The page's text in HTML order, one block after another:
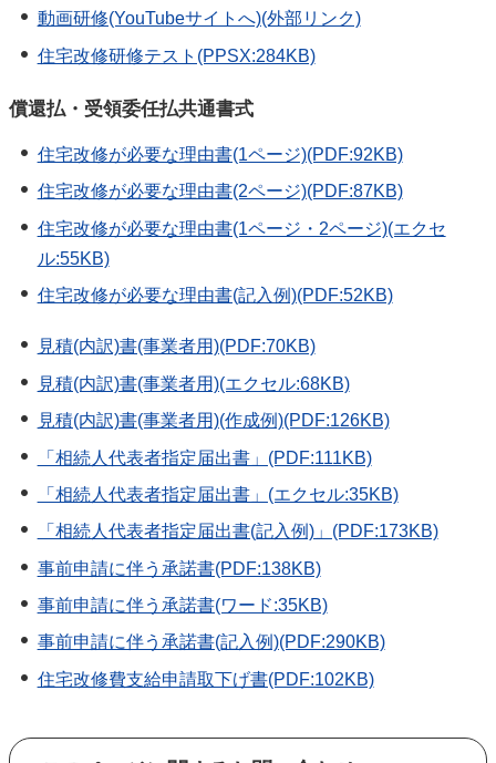
動画研修(YouTubeサイトへ)(外部リンク)
住宅改修研修テスト(PPSX:284KB)
償還払・受領委任払共通書式
住宅改修が必要な理由書(1ページ)(PDF:92KB)
住宅改修が必要な理由書(2ページ)(PDF:87KB)
住宅改修が必要な理由書(1ページ・2ページ)(エクセ
ル:55KB)
住宅改修が必要な理由書(記入例)(PDF:52KB)
見積(内訳)書(事業者用)(PDF:70KB)
見積(内訳)書(事業者用)(エクセル:68KB)
見積(内訳)書(事業者用)(作成例)(PDF:126KB)
「相続人代表者指定届出書」(PDF:111KB)
「相続人代表者指定届出書」(エクセル:35KB)
「相続人代表者指定届出書(記入例)」(PDF:173KB)
事前申請に伴う承諾書(PDF:138KB)
事前申請に伴う承諾書(ワード:35KB)
事前申請に伴う承諾書(記入例)(PDF:290KB)
住宅改修費支給申請取下げ書(PDF:102KB)